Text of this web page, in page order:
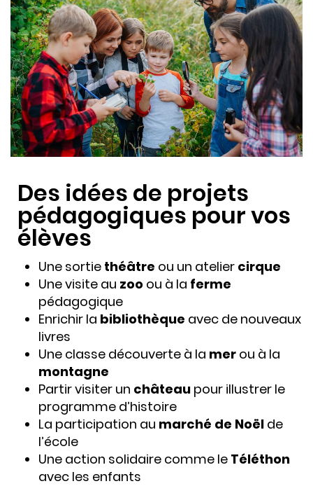
Des idées de projets
pédagogiques pour vos
élèves
Une sortie théâtre ou un atelier cirque
Une visite au zoo ou à la ferme
pédagogique
Enrichir la bibliothèque avec de nouveaux
livres
Une classe découverte à la mer ou à la
montagne
Partir visiter un château pour illustrer le
programme d’histoire
La participation au marché de Noël de
l’école
Une action solidaire comme le Téléthon
avec les enfants